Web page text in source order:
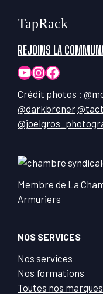
TapRack
REJOINS LA
YouTube
Instagram
Facebook
Crédit photos :
@darkbrener
Membre de La
Armuriers
NOS SERVICES
Nos services
Nos formations
Toutes nos marques